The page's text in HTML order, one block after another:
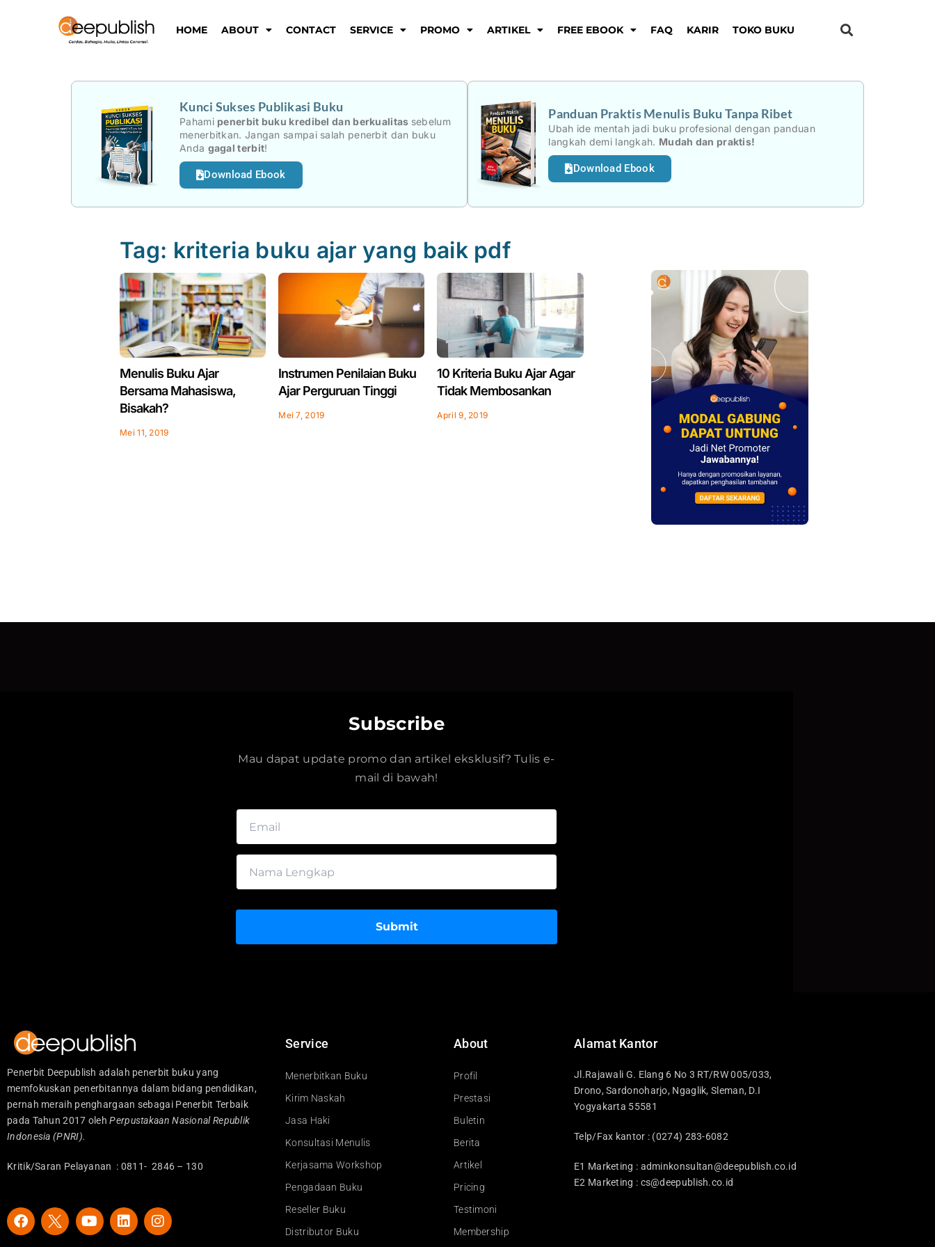
HOME ABOUT CONTACT SERVICE PROMO ARTIKEL FREE EBOOK FAQ KARIR TOKO BUKU
Kunci Sukses Publikasi Buku
Pahami penerbit buku kredibel dan berkualitas sebelum
menerbitkan. Jangan sampai salah penerbit dan buku
Anda gagal terbit!
Download Ebook
Panduan Praktis Menulis Buku Tanpa Ribet
Ubah ide mentah jadi buku profesional dengan panduan
langkah demi langkah. Mudah dan praktis!
Download Ebook
Tag: kriteria buku ajar yang baik pdf
Menulis Buku Ajar
Bersama Mahasiswa,
Bisakah?
Mei 11, 2019
Instrumen Penilaian Buku
Ajar Perguruan Tinggi
Mei 7, 2019
10 Kriteria Buku Ajar Agar
Tidak Membosankan
April 9, 2019
Subscribe
Mau dapat update promo dan artikel eksklusif? Tulis e-
mail di bawah!
Submit
Penerbit Deepublish adalah penerbit buku yang
memfokuskan penerbitannya dalam bidang pendidikan,
pernah meraih penghargaan sebagai Penerbit Terbaik
pada Tahun 2017 olehPerpustakaan Nasional Republik
Indonesia (PNRI).
Kritik/Saran Pelayanan : 0811- 2846 – 130
F
a
Y
o
L
i
I
n
Service
Menerbitkan Buku
Kirim Naskah
Jasa Haki
Konsultasi Menulis
Kerjasama Workshop
Pengadaan Buku
Reseller Buku
Distributor Buku
About
Profil
Prestasi
Buletin
Berita
Artikel
Pricing
Testimoni
Membership
Alamat Kantor
Jl.Rajawali G. Elang 6 No 3 RT/RW 005/033,
Drono, Sardonoharjo, Ngaglik, Sleman, D.I
Yogyakarta 55581
Telp/Fax kantor : (0274) 283-6082
E1 Marketing : adminkonsultan@deepublish.co.id
E2 Marketing : cs@deepublish.co.id